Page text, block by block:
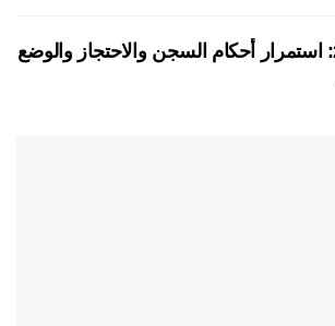
انتفاضة يناير 2026: استمرار أحكام السجن والاحتجاز والوضع